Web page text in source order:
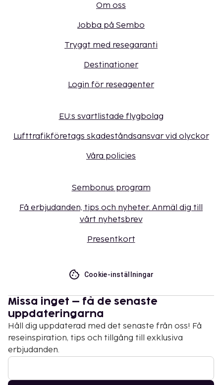
Om oss
Jobba på Sembo
Tryggt med resegaranti
Destinationer
Login för reseagenter
EU:s svartlistade flygbolag
Lufttrafikföretags skadeståndsansvar vid olyckor
Våra policies
Sembonus program
Få erbjudanden, tips och nyheter. Anmäl dig till
vårt nyhetsbrev
Presentkort
Cookie-inställningar
Missa inget – få de senaste
uppdateringarna
Håll dig uppdaterad med det senaste från oss! Få
reseinspiration, tips och tillgång till exklusiva
erbjudanden.